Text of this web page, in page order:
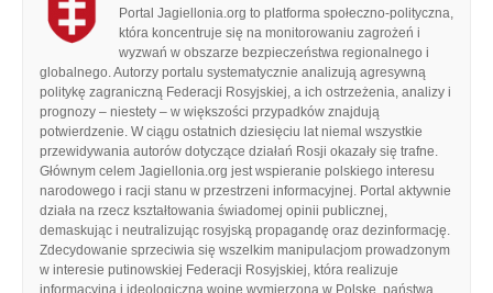
Portal Jagiellonia.org to platforma społeczno-polityczna,
która koncentruje się na monitorowaniu zagrożeń i
wyzwań w obszarze bezpieczeństwa regionalnego i
globalnego. Autorzy portalu systematycznie analizują agresywną
politykę zagraniczną Federacji Rosyjskiej, a ich ostrzeżenia, analizy i
prognozy – niestety – w większości przypadków znajdują
potwierdzenie. W ciągu ostatnich dziesięciu lat niemal wszystkie
przewidywania autorów dotyczące działań Rosji okazały się trafne.
Głównym celem Jagiellonia.org jest wspieranie polskiego interesu
narodowego i racji stanu w przestrzeni informacyjnej. Portal aktywnie
działa na rzecz kształtowania świadomej opinii publicznej,
demaskując i neutralizując rosyjską propagandę oraz dezinformację.
Zdecydowanie sprzeciwia się wszelkim manipulacjom prowadzonym
w interesie putinowskiej Federacji Rosyjskiej, która realizuje